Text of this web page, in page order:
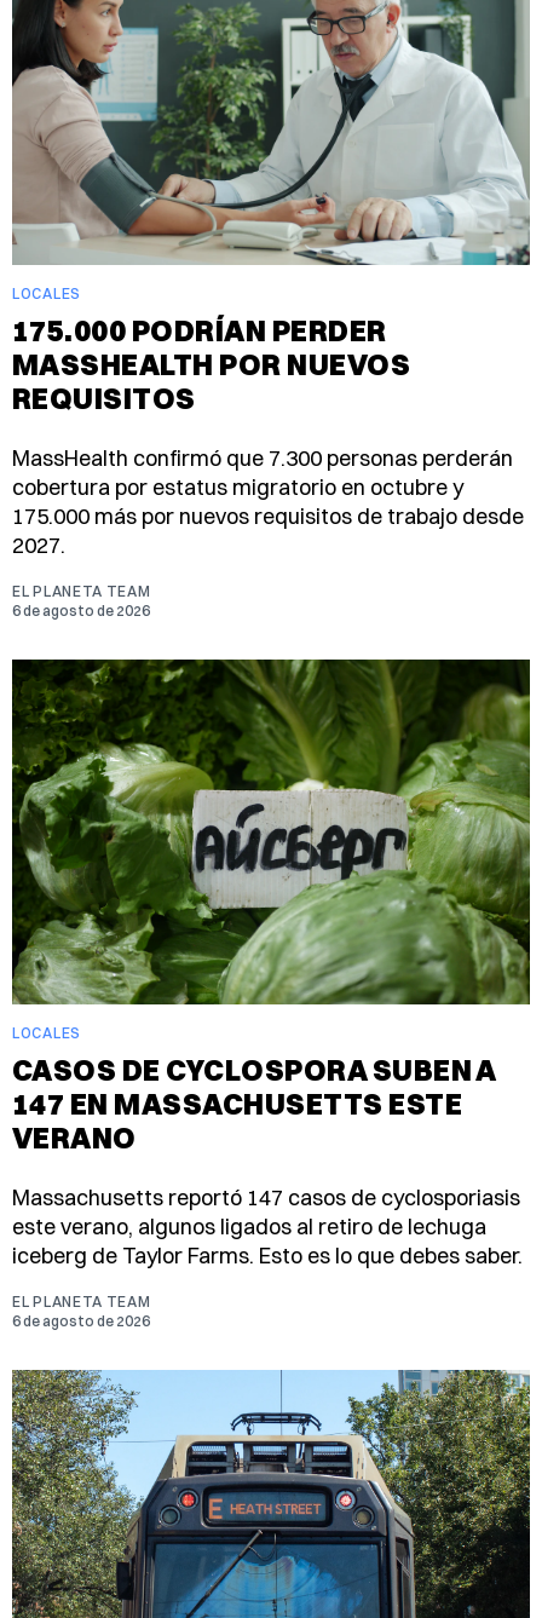
LOCALES
175.000 PODRÍAN PERDER
MASSHEALTH POR NUEVOS
REQUISITOS
MassHealth confirmó que 7.300 personas perderán
cobertura por estatus migratorio en octubre y
175.000 más por nuevos requisitos de trabajo desde
2027.
EL PLANETA TEAM
6 de agosto de 2026
LOCALES
CASOS DE CYCLOSPORA SUBEN A
147 EN MASSACHUSETTS ESTE
VERANO
Massachusetts reportó 147 casos de cyclosporiasis
este verano, algunos ligados al retiro de lechuga
iceberg de Taylor Farms. Esto es lo que debes saber.
EL PLANETA TEAM
6 de agosto de 2026